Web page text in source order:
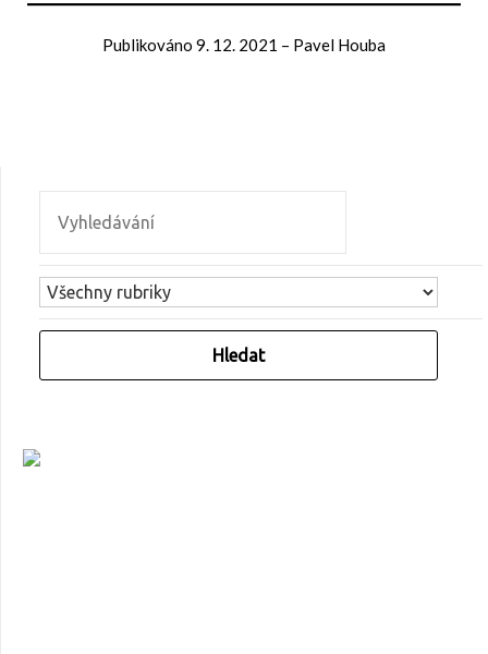
Publikováno 9. 12. 2021 – Pavel Houba